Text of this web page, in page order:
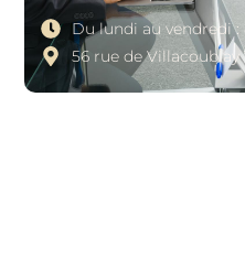
Du lundi au vendredi :
56 rue de Villacoublay